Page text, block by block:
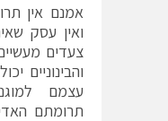
אמנם אין
ואין עסק
צעדים
והבינוניים
עצמם
תרומתם